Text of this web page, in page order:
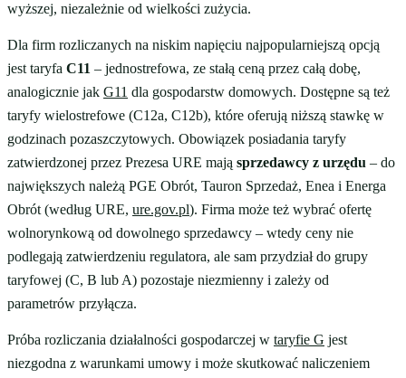
wyższej, niezależnie od wielkości zużycia.
Dla firm rozliczanych na niskim napięciu najpopularniejszą opcją
jest taryfa C11 – jednostrefowa, ze stałą ceną przez całą dobę,
analogicznie jak G11 dla gospodarstw domowych. Dostępne są też
taryfy wielostrefowe (C12a, C12b), które oferują niższą stawkę w
godzinach pozaszczytowych. Obowiązek posiadania taryfy
zatwierdzonej przez Prezesa URE mają sprzedawcy z urzędu – do
największych należą PGE Obrót, Tauron Sprzedaż, Enea i Energa
Obrót (według URE, ure.gov.pl). Firma może też wybrać ofertę
wolnorynkową od dowolnego sprzedawcy – wtedy ceny nie
podlegają zatwierdzeniu regulatora, ale sam przydział do grupy
taryfowej (C, B lub A) pozostaje niezmienny i zależy od
parametrów przyłącza.
Próba rozliczania działalności gospodarczej w taryfie G jest
niezgodna z warunkami umowy i może skutkować naliczeniem